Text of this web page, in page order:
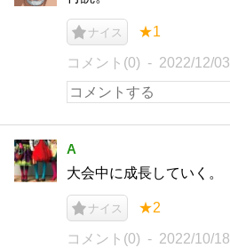
ナイス ★1
コメント(0) 2022/12/03
A
大会中に成長していく。
ナイス ★2
コメント(0) 2022/10/18